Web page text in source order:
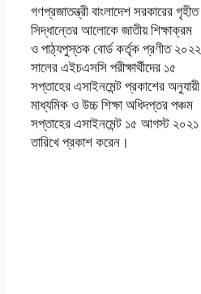
গণপ্রজাতন্ত্রী বাংলাদেশ সরকারের গৃহীত
সিদ্ধান্তের আলোকে জাতীয় শিক্ষাক্রম
ও পাঠ্যপুস্তক বোর্ড কর্তৃক প্রণীত ২০২২
সালের এইচএসসি পরীক্ষার্থীদের ১৫
সপ্তাহের এসাইনমেন্ট প্রকাশের অনুযায়ী
মাধ্যমিক ও উচ্চ শিক্ষা অধিদপ্তর পঞ্চম
সপ্তাহের এসাইনমেন্ট ১৫ আগস্ট ২০২১
তারিখে প্রকাশ করেন।